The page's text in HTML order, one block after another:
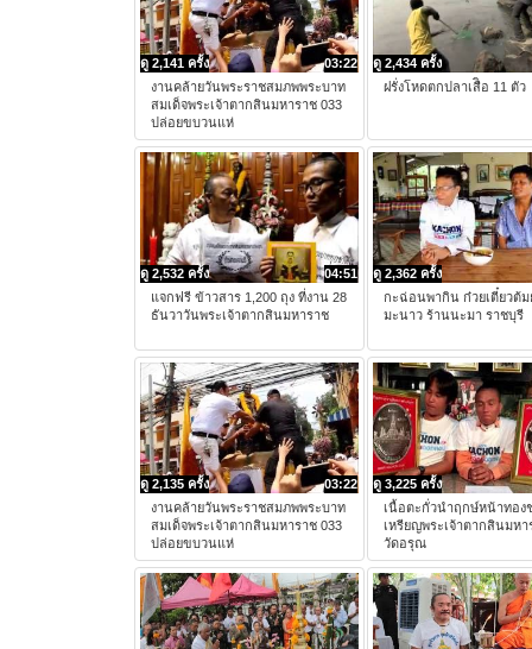
03:22
ดู 2,141 ครั้ง
งานคล้ายวันพระราชสมภพพระบาท
สมเด็จพระเจ้าตากสินมหาราช 033
ปล่อยขบวนแห่
ดู 2,434 ครั้ง
ฝรั่งโหดตกปลาเสืิอ 11 ตัว
04:51
ดู 2,532 ครั้ง
แจกฟรี ข้าวสาร 1,200 ถุง ที่งาน 28
ธันวาวันพระเจ้าตากสินมหาราช
ดู 2,362 ครั้ง
กะฉ่อนพากิน ก๋วยเตี๋ยวต้ม
มะนาว ร้านนะมา ราชบุรี
03:22
ดู 2,135 ครั้ง
งานคล้ายวันพระราชสมภพพระบาท
สมเด็จพระเจ้าตากสินมหาราช 033
ปล่อยขบวนแห่
ดู 3,225 ครั้ง
เนื้อตะกั่วนำฤกษ์หน้าทอง
เหรียญพระเจ้าตากสินมหา
วัดอรุณ